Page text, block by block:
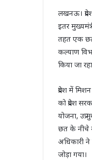
लखनऊ।
इतर
तहत एक छत
कल्‍याण
किया जा
प्रदेश में
को प्रदेश
योजना,
छत के नीचे
अधिकारी
जोड़ा गया।